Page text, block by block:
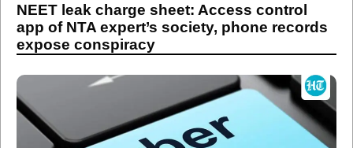
NEET leak charge sheet: Access control
app of NTA expert’s society, phone records
expose conspiracy